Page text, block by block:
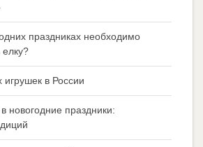
праздниках необходимо
в России
новогодние праздники: